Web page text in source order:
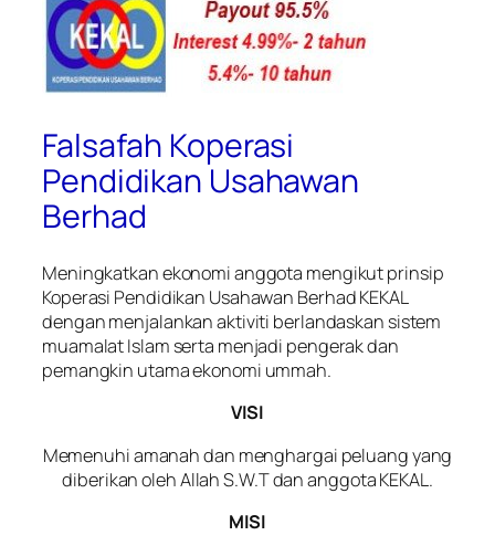
Falsafah Koperasi
Pendidikan Usahawan
Berhad
Meningkatkan ekonomi anggota mengikut prinsip
Koperasi Pendidikan Usahawan Berhad KEKAL
dengan menjalankan aktiviti berlandaskan sistem
muamalat Islam serta menjadi pengerak dan
pemangkin utama ekonomi ummah.
VISI
Memenuhi amanah dan menghargai peluang yang
diberikan oleh Allah S.W.T dan anggota KEKAL.
MISI